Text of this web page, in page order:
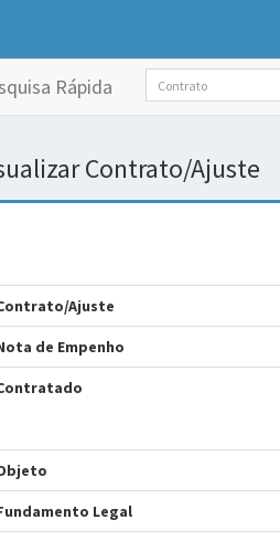
Rápida
Contrato/Ajuste
Ajuste
de Empenho
Legal